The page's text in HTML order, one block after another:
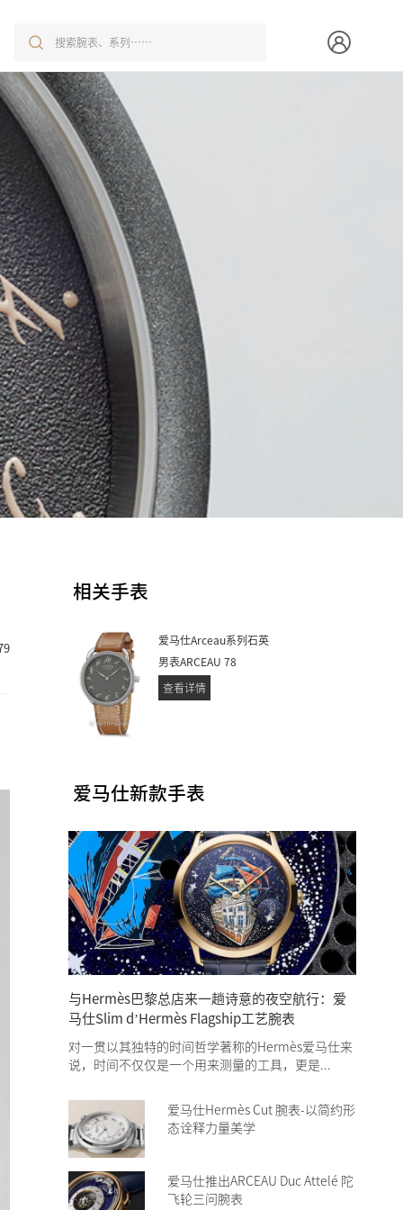
相关手表
爱马仕Arceau系列石英
男表ARCEAU 78
查看详情
爱马仕新款手表
与Hermès巴黎总店来一趟诗意的夜空航行：爱
马仕Slim d’Hermès Flagship工艺腕表
对一贯以其独特的时间哲学著称的Hermès爱马仕来
说，时间不仅仅是一个用来测量的工具，更是...
爱马仕Hermès Cut 腕表-以简约形
态诠释力量美学
爱马仕推出ARCEAU Duc Attelé 陀
飞轮三问腕表